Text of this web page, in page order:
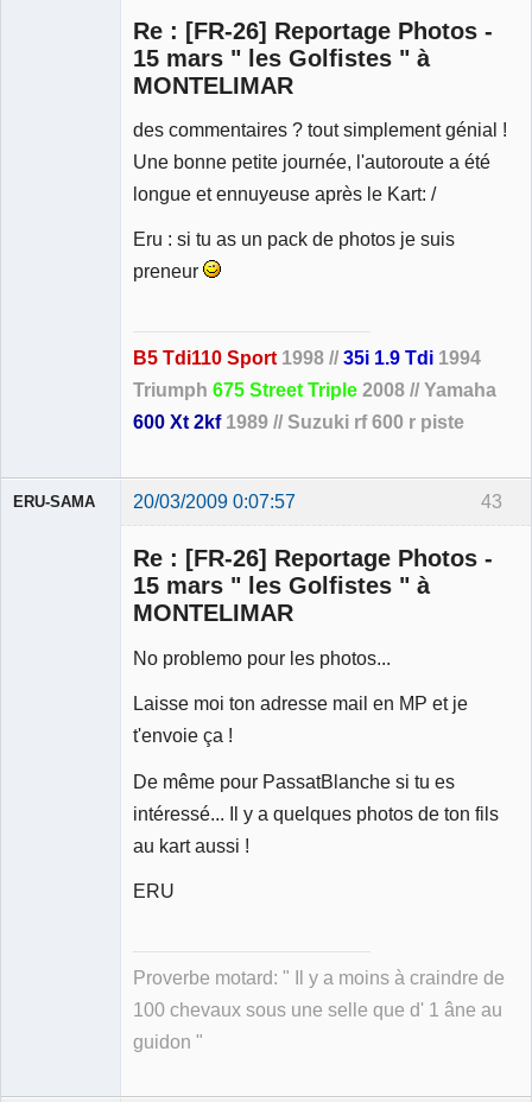
Re : [FR-26] Reportage Photos -
15 mars " les Golfistes " à
MONTELIMAR
des commentaires ? tout simplement génial !
Une bonne petite journée, l'autoroute a été
longue et ennuyeuse après le Kart: /
Eru : si tu as un pack de photos je suis
preneur
B5 Tdi110 Sport 1998 // 35i 1.9 Tdi 1994
Triumph 675 Street Triple 2008 // Yamaha
600 Xt 2kf1989 // Suzuki rf 600 r piste
43
ERU-SAMA 20/03/2009 0:07:57
Re : [FR-26] Reportage Photos -
15 mars " les Golfistes " à
MONTELIMAR
No problemo pour les photos...
Laisse moi ton adresse mail en MP et je
t'envoie ça !
De même pour PassatBlanche si tu es
intéressé... Il y a quelques photos de ton fils
au kart aussi !
ERU
Proverbe motard: " Il y a moins à craindre de
100 chevaux sous une selle que d' 1 âne au
guidon "